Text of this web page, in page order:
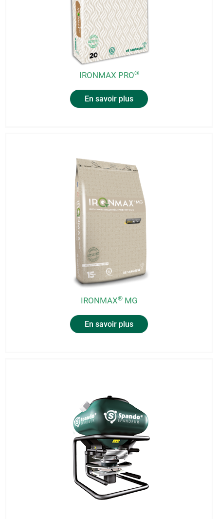
IRONMAX PRO®
En savoir plus
IRONMAX®MG
En savoir plus